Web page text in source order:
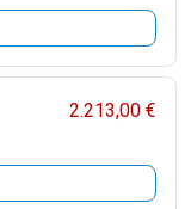
2.213,00 €